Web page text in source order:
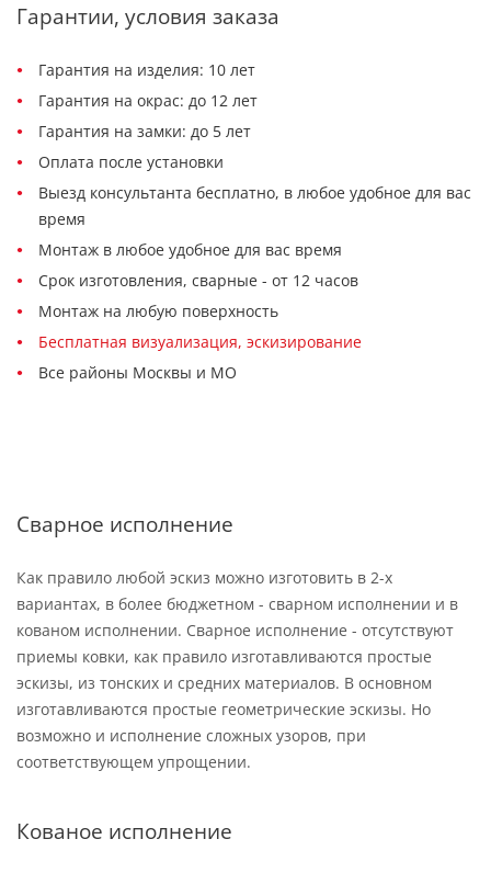
Гарантии, условия заказа
Гарантия на изделия: 10 лет
Гарантия на окрас: до 12 лет
Гарантия на замки: до 5 лет
Оплата после установки
Выезд консультанта бесплатно, в любое удобное для вас
время
Монтаж в любое удобное для вас время
Срок изготовления, сварные - от 12 часов
Монтаж на любую поверхность
Бесплатная визуализация, эскизирование
Все районы Москвы и МО
Сварное исполнение
Как правило любой эскиз можно изготовить в 2-х
вариантах, в более бюджетном - сварном исполнении и в
кованом исполнении. Сварное исполнение - отсутствуют
приемы ковки, как правило изготавливаются простые
эскизы, из тонских и средних материалов. В основном
изготавливаются простые геометрические эскизы. Но
возможно и исполнение сложных узоров, при
соответствующем упрощении.
Кованое исполнение